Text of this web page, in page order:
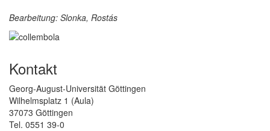
Bearbeitung: Slonka, Rostás
Kontakt
Georg-August-Universität Göttingen
Wilhelmsplatz 1 (Aula)
37073 Göttingen
Tel. 0551 39-0